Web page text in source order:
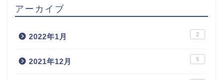
アーカイブ
2022年1月 2
2021年12月 5